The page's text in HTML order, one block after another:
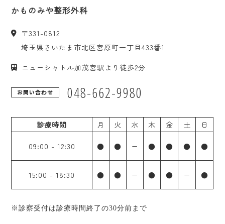
かものみや整形外科
〒331-0812
埼玉県 さいたま市北区宮原町一丁目433番1
ニューシャトル加茂宮駅より徒歩2分
お問い合わせ 048-662-9980
診療時間 月 火 水 木 金 土 日
09:00 - 12:30 ● ● ー ● ● ● ●
15:00 - 18:30 ● ● ー ● ● ー ●
※診察受付は診療時間終了の30分前まで